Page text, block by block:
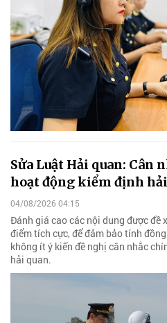
Sửa Luật Hải quan: Cân
hoạt động kiểm định
04/08/2026 04:15
Đánh giá cao các nội dung được đề
điểm tích cực, để đảm bảo tính
không ít ý kiến đề nghị cân nhắc
hải quan.